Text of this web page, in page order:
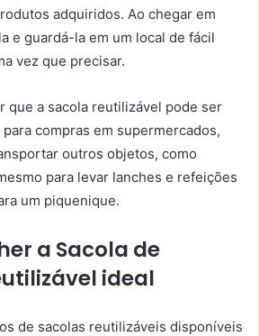
adquiridos. Ao chegar em
e guardá-la em um local de fácil
vez que precisar.
que a sacola reutilizável pode ser
compras em supermercados,
outros objetos, como
para levar lanches e refeições
um piquenique.
a Sacola de
ideal
de sacolas reutilizáveis disponíveis